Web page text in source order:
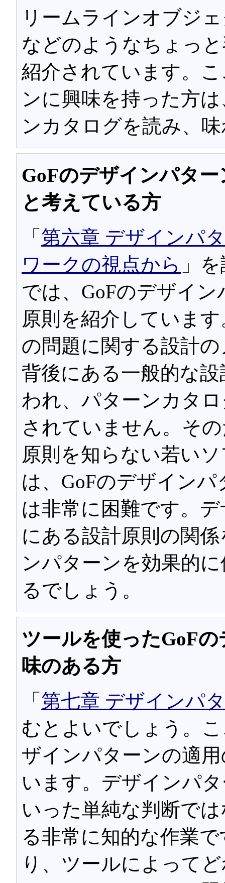
リームラインオブジ
などのようなちょっ
紹介されています。
ンに興味を持った方
ンカタログを読み、
GoFのデザインパタ
と考えている方
「 第六章 デザインパ
ワークの視点から 」
では、GoFのデザイ
原則を紹介していま
の問題に関する設計
背後にある一般的な
われ、パターンカタ
されていません。そ
原則を知らない若い
は、GoFのデザイン
は非常に困難です。
にある設計原則の関
ンパターンを効果的
るでしょう。
ツールを使ったGoF
味のある方
「 第七章 デザインパ
むとよいでしょう。
ザインパターンの適
います。デザインパ
いった単純な判断で
る非常に知的な作業
り、ツールによって